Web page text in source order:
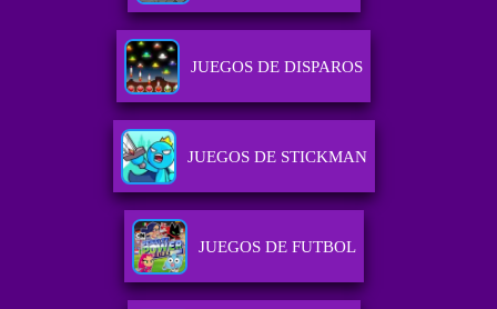
JUEGOS DE DISPAROS
JUEGOS DE STICKMAN
JUEGOS DE FUTBOL